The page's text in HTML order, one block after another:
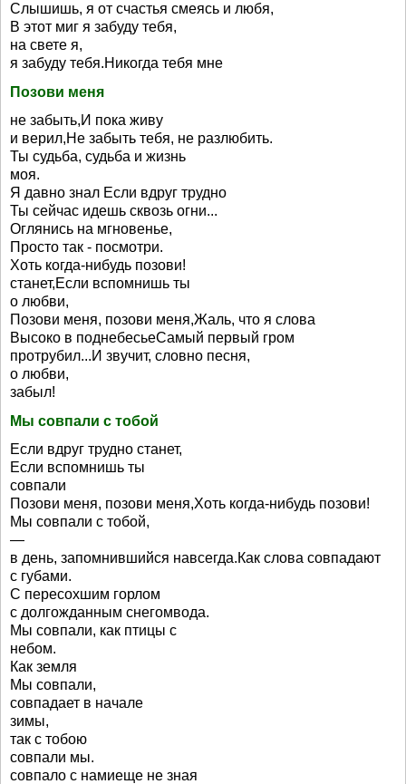
Слышишь, я от счастья смеясь и любя,
В этот миг я забуду тебя,
на свете я,
я забуду тебя.Никогда тебя мне
Позови меня
не забыть,И пока живу
и верил,Не забыть тебя, не разлюбить.
Ты судьба, судьба и жизнь
моя.
Я давно знал Если вдруг трудно
Ты сейчас идешь сквозь огни...
Оглянись на мгновенье,
Просто так - посмотри.
Хоть когда-нибудь позови!
станет,Если вспомнишь ты
о любви,
Позови меня, позови меня,Жаль, что я слова
Высоко в поднебесьеСамый первый гром
протрубил...И звучит, словно песня,
о любви,
забыл!
Мы совпали с тобой
Если вдруг трудно станет,
Если вспомнишь ты
совпали
Позови меня, позови меня,Хоть когда-нибудь позови!
Мы совпали с тобой,
—
в день, запомнившийся навсегда.Как слова совпадают
с губами.
С пересохшим горлом
с долгожданным снегомвода.
Мы совпали, как птицы с
небом.
Как земля
Мы совпали,
совпадает в начале
зимы,
так с тобою
совпали мы.
совпало с намиеще не зная